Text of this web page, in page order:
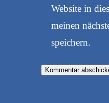
Website in
meinen
speichern.